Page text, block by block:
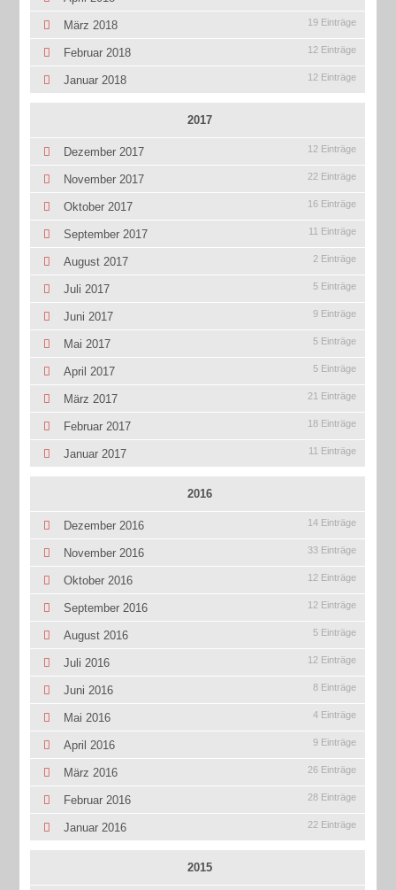
März 2018 19 Einträge
Februar 2018 12 Einträge
Januar 2018 12 Einträge
2017
Dezember 2017 12 Einträge
November 2017 22 Einträge
Oktober 2017 16 Einträge
September 2017 11 Einträge
August 2017 2 Einträge
Juli 2017 5 Einträge
Juni 2017 9 Einträge
Mai 2017 5 Einträge
April 2017 5 Einträge
März 2017 21 Einträge
Februar 2017 18 Einträge
Januar 2017 11 Einträge
2016
Dezember 2016 14 Einträge
November 2016 33 Einträge
Oktober 2016 12 Einträge
September 2016 12 Einträge
August 2016 5 Einträge
Juli 2016 12 Einträge
Juni 2016 8 Einträge
Mai 2016 4 Einträge
April 2016 9 Einträge
März 2016 26 Einträge
Februar 2016 28 Einträge
Januar 2016 22 Einträge
2015